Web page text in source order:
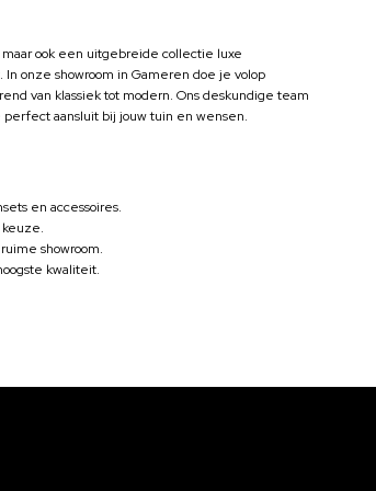
ook een uitgebreide collectie luxe
onze showroom in Gameren doe je volop
van klassiek tot modern. Ons deskundige team
aansluit bij jouw tuin en wensen.
en accessoires.
showroom.
kwaliteit.